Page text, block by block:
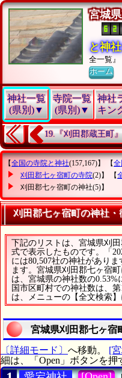
宮城
と神
全一覧』
ホーム
神社一覧
(県別)▼
寺院一覧
(県別)▼
神社
キン
19.『刈田郡蔵王町』
【全国の寺院と神社(157,167)】 【
刈田郡七ヶ宿町の寺院(2)】 【
刈田郡七ヶ宿町の神社(5)】
刈田郡七ヶ宿町の神社
下記のリストは、宮城県刈
式で表示したものです。「
には80,507社の神社があり
ます。宮城県刈田郡七ヶ宿
は、宮城県の神社数の
国市区町村での神社数は、
は、メニューの【全文検索
宮城県刈田郡七ヶ宿
〔詳細モード〕 へ移動。 [
細は、「Open」ボタンを